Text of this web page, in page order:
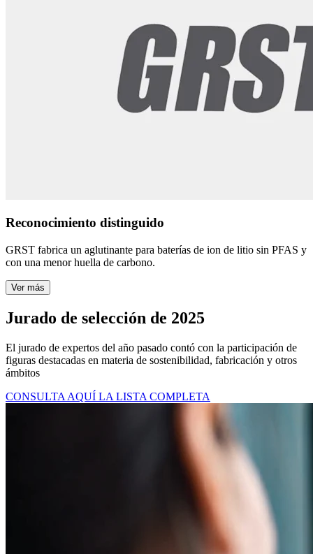
Reconocimiento distinguido
GRST fabrica un aglutinante para baterías de ion de litio sin PFAS y
con una menor huella de carbono.
Ver más
Jurado de selección de 2025
El jurado de expertos del año pasado contó con la participación de
figuras destacadas en materia de sostenibilidad, fabricación y otros
ámbitos
CONSULTA AQUÍ LA LISTA COMPLETA